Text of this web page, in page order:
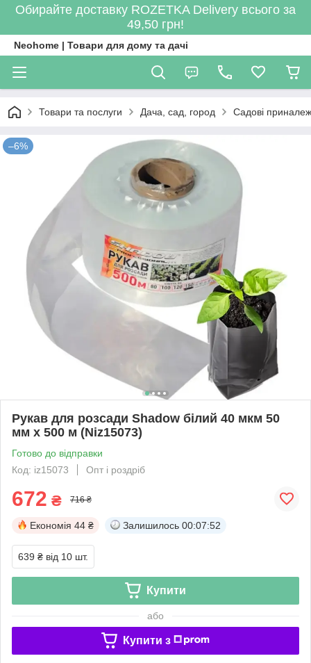
Обирайте доставку ROZETKA Delivery всього за
49,50 грн!
Neohome | Товари для дому та дачі
Товари та послуги Дача, сад, город Садові
–6%
Рукав для розсади Shadow білий 40 мкм 50
мм х 500 м (Niz15073)
Готово до відправки
Код: iz15073
Опт і роздріб
672 ₴ 716 ₴
Економія 44 ₴ Залишилось 00:07:52
639 ₴ від 10 шт.
Купити
або
Купити з